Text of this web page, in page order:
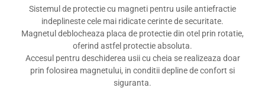
Sistemul de protectie cu magneti pentru usile antiefractie
indeplineste cele mai ridicate cerinte de securitate.
Magnetul deblocheaza placa de protectie din otel prin rotatie,
oferind astfel protectie absoluta.
Accesul pentru deschiderea usii cu cheia se realizeaza doar
prin folosirea magnetului, in conditii depline de confort si
siguranta.